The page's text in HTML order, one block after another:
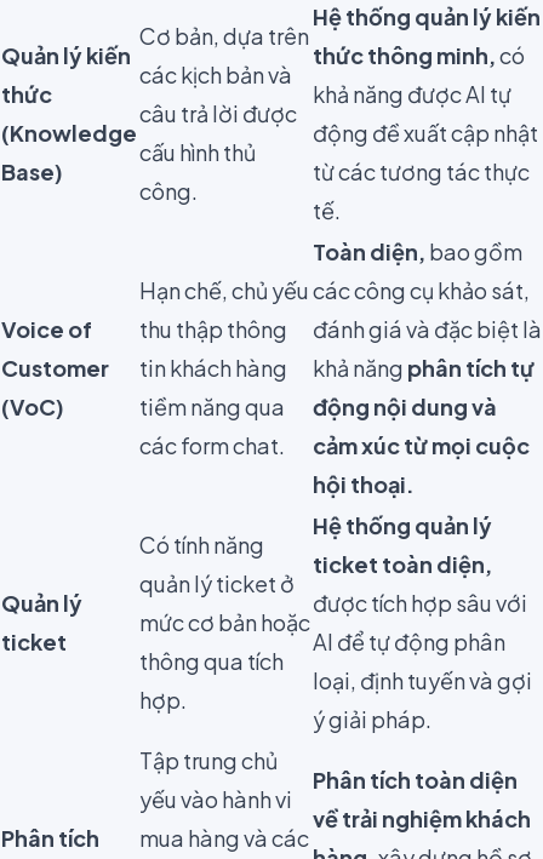
Quản lý kiến
thức
(Knowledge
Base)
Cơ bản, dựa trên
các kịch bản và
câu trả lời được
cấu hình thủ
công.
Hệ thống quản lý kiến
thức thông minh, có
khả năng được AI tự
động đề xuất cập nhật
từ các tương tác thực
tế.
Voice of
Customer
(VoC)
Hạn chế, chủ yếu
thu thập thông
tin khách hàng
tiềm năng qua
các form chat.
Toàn diện, bao gồm
các công cụ khảo sát,
đánh giá và đặc biệt là
khả năng phân tích tự
động nội dung và
cảm xúc từ mọi cuộc
hội thoại.
Quản lý
ticket
Có tính năng
quản lý ticket ở
mức cơ bản hoặc
thông qua tích
hợp.
Hệ thống quản lý
ticket toàn diện,
được tích hợp sâu với
AI để tự động phân
loại, định tuyến và gợi
ý giải pháp.
Phân tích
Tập trung chủ
yếu vào hành vi
mua hàng và các
Phân tích toàn diện
về trải nghiệm khách